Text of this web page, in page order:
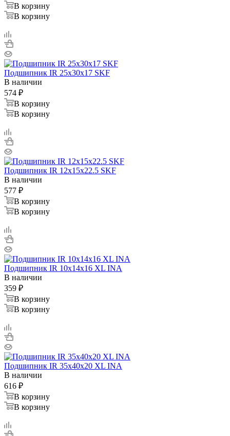
В корзину
В корзину
Подшипник IR 25x30x17 SKF
В наличии
574 ₽
В корзину
В корзину
Подшипник IR 12x15x22.5 SKF
В наличии
577 ₽
В корзину
В корзину
Подшипник IR 10x14x16 XL INA
В наличии
359 ₽
В корзину
В корзину
Подшипник IR 35x40x20 XL INA
В наличии
616 ₽
В корзину
В корзину